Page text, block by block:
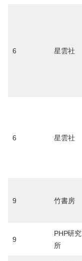
6 星雲社
6 星雲社
9 竹書房
9
PHP研究
所